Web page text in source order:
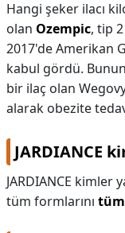
Hangi şeker ilacı
olan Ozempic, tip
2017'de Amerikan
kabul gördü.
bir ilaç olan
alarak obezite
JARDIANCE
JARDIANCE kimler
tüm formlarını